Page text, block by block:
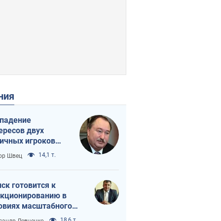
двух
игроков
план
и Путина?
Швец 14,1 т.
готовится к
в
масштабного
кризиса